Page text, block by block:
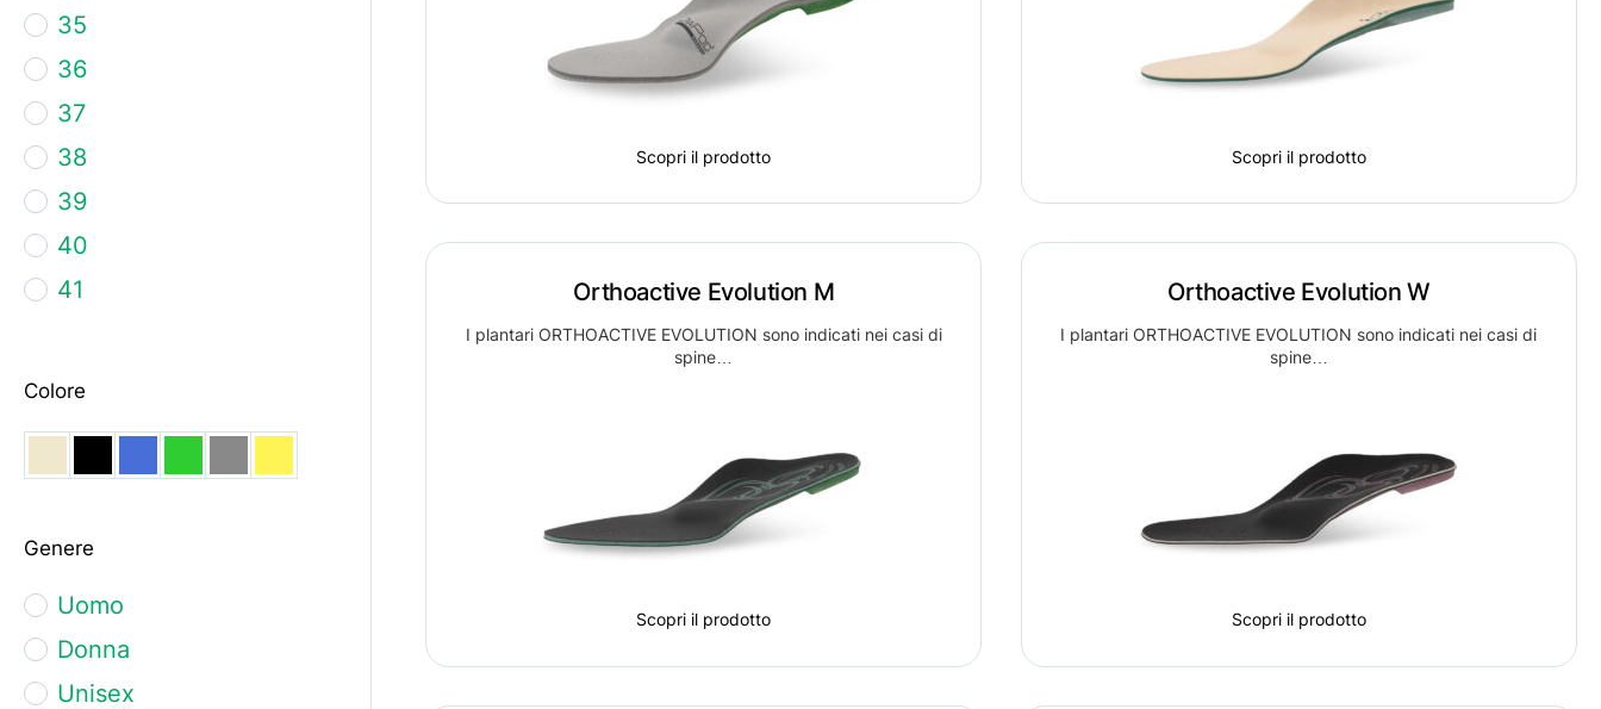
Scopri il prodotto Scopri il prodotto
Orthoactive Evolution M
I plantari ORTHOACTIVE EVOLUTION sono indicati nei casi di
spine…
Scopri il prodotto
Orthoactive Evolution W
I plantari ORTHOACTIVE EVOLUTION sono indicati nei casi di
spine…
Scopri il prodotto
Piede sensibile
Spina calcaneare
Talloniti
Ulcere al piede
35
36
37
38
39
40
41
47
48
Colore
Genere
Uomo
Donna
Unisex